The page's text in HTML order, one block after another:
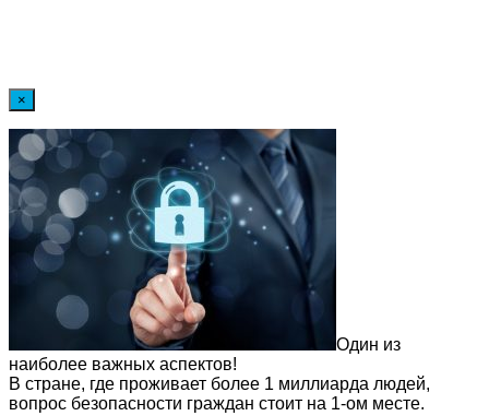
×
Один из
наиболее важных аспектов!
В стране, где проживает более 1 миллиарда людей,
вопрос безопасности граждан стоит на 1-ом месте.